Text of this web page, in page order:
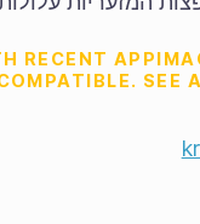
RECENT
SEE